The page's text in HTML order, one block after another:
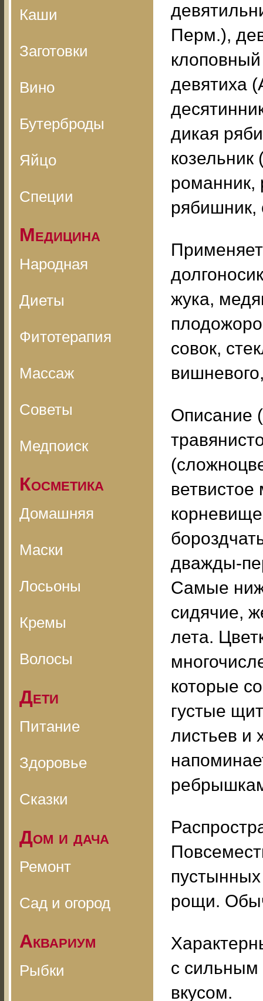
Каши
Заготовки
Вино
Бутерброды
Яйцо
Специи
Медицина
Народная
Диеты
Фитотерапия
Массаж
Советы
Медпоиск
Косметика
Домашняя
Маски
Лосьоны
Кремы
Волосы
Дети
Питание
Здоровье
Сказки
Дом и дача
Ремонт
Сад и огород
Аквариум
Рыбки
Перм.),
девятиха
дикая
козельник
романник,
рябишник,
жука,
совок,
Описание
ветвистое
дважды-
Самые
сидячие,
лета.
которые
густые
листьев и
рощи.
с
вкусом.